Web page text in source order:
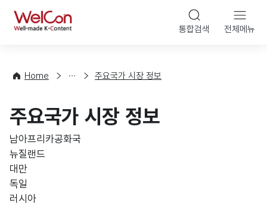
WelCon 통합검색 전체메뉴
Home
향
계
주요국가 시장 정보
주요국가 시장 정보
남아프리카공화국
뉴질랜드
대만
독일
러시아